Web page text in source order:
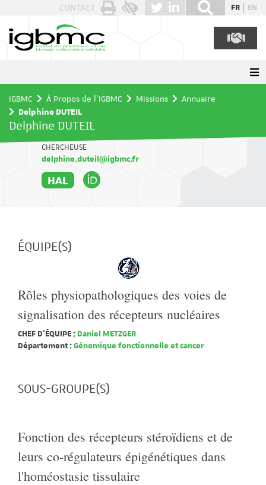
CONTACT FR EN
IGBMC À Propos de l'IGBMC Missions
Annuaire
Delphine DUTEIL
Delphine DUTEIL
CHERCHEUSE
delphine.duteil@igbmc.fr
HAL
ÉQUIPE(S)
Rôles physiopathologiques des voies de
signalisation des récepteurs nucléaires
CHEF D'ÉQUIPE : Daniel METZGER
Département :Génomique fonctionnelle et cancer
SOUS-GROUPE(S)
Fonction des récepteurs stéroïdiens et de
leurs co-régulateurs épigénétiques dans
l'homéostasie tissulaire
Panneau de gestion des cookies